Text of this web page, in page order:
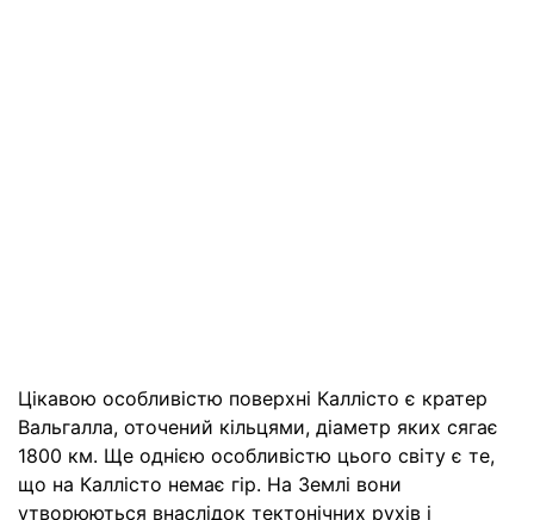
Цікавою особливістю поверхні Каллісто є кратер
Вальгалла, оточений кільцями, діаметр яких сягає
1800 км. Ще однією особливістю цього світу є те,
що на Каллісто немає гір. На Землі вони
утворюються внаслідок тектонічних рухів і